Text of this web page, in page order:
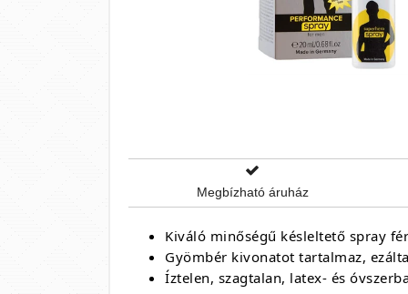
Megbízható áruház
Kiváló minőségű késleltető spray
Gyömbér kivonatot tartalmaz,
Íztelen, szagtalan, latex- és